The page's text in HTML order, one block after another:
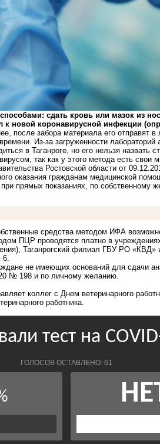
сдать кровь или мазок из
к новой коронавирусной инфекции
после забора материала его отправят в
Из-за загруженности
в Таганроге, но его нельзя назвать
так как у этого метода есть свои
Ростовской области от
оказания гражданам медицинской
прямых показаниях, по собственному
средства методом ИФА
ПЦР проводятся платно в
Таганрогский филиал ГБУ РО
не имеющих оснований для сдачи
№ 198 и по личному желанию.
коллег с Днем ветеринарного
работника.